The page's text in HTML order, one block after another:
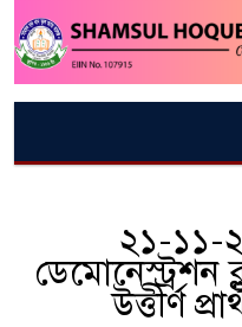
২১-১১-
ডেমোনেস্ট্রশন
উত্তীর্ণ